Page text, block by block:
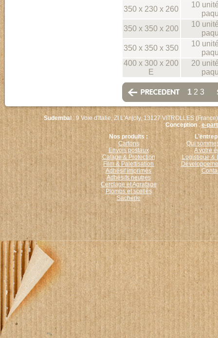
350 x 230 x 260
10
350 x 350 x 200
10
350 x 350 x 350
10
400 x 300 x 200
E
20
1 2 3
Sudembal : 9 Voie d'Italie, ZI L'Anjoly, 13127 VITROLLES
Conception : e-
Nos produits :
Cartons
Envois postaux
Calage & Protection
Film & Palettisation
Adhésif imprimés
Adhésifs neutres
Cerclage et Agrafage
Plombs et scellés
Sacherie
Qui
A votre
Logistique &